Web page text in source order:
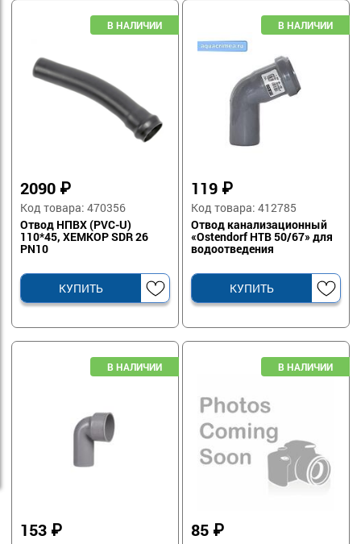
2090 ₽
Код товара: 470356
Отвод НПВХ (PVC-U)
110*45, ХЕМКОР SDR 26
PN10
КУПИТЬ
119 ₽
Код товара: 412785
Отвод канализационный
«Ostendorf HTB 50/67» для
водоотведения
КУПИТЬ
153 ₽ 85 ₽